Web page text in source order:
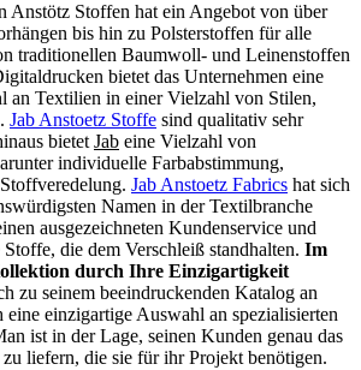
Anstötz Stoffen hat ein Angebot von über
bis hin zu Polsterstoffen für alle
traditionellen Baumwoll- und Leinenstoffen
bietet das Unternehmen eine
an Textilien in einer Vielzahl von Stilen,
Jab Anstoetz Stoffe sind qualitativ sehr
bietet Jab eine Vielzahl von
individuelle Farbabstimmung,
Jab Anstoetz Fabrics hat sich
Namen in der Textilbranche
ausgezeichneten Kundenservice und
die dem Verschleiß standhalten. Im
durch Ihre Einzigartigkeit
zu seinem beeindruckenden Katalog an
eine einzigartige Auswahl an spezialisierten
ist in der Lage, seinen Kunden genau das
liefern, die sie für ihr Projekt benötigen.